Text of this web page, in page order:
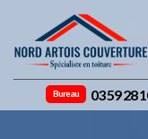
Bureau 03 59 28